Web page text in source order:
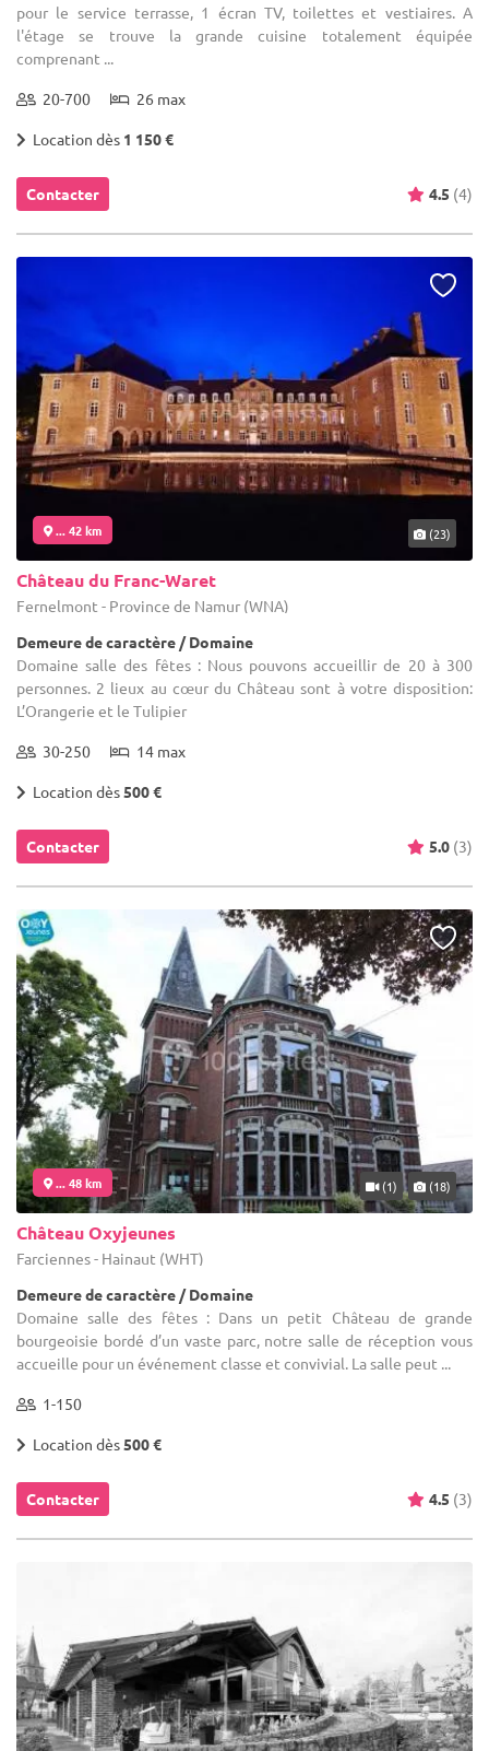
pour le service terrasse, 1 écran TV, toilettes et vestiaires. A
l'étage se trouve la grande cuisine totalement équipée
comprenant ...
20-700 26 max
Location dès 1 150 €
Contacter 4.5 (4)
... 42 km (23)
Château du Franc-Waret
Fernelmont - Province de Namur (WNA)
Demeure de caractère / Domaine
Domaine salle des fêtes : Nous pouvons accueillir de 20 à 300
personnes. 2 lieux au cœur du Château sont à votre disposition:
L’Orangerie et le Tulipier
30-250 14 max
Location dès500 €
Contacter 5.0 (3)
... 48 km (1) (18)
Château Oxyjeunes
Farciennes - Hainaut (WHT)
Demeure de caractère / Domaine
Domaine salle des fêtes : Dans un petit Château de grande
bourgeoisie bordé d’un vaste parc, notre salle de réception vous
accueille pour un événement classe et convivial. La salle peut ...
1-150
Location dès500 €
Contacter 4.5 (3)